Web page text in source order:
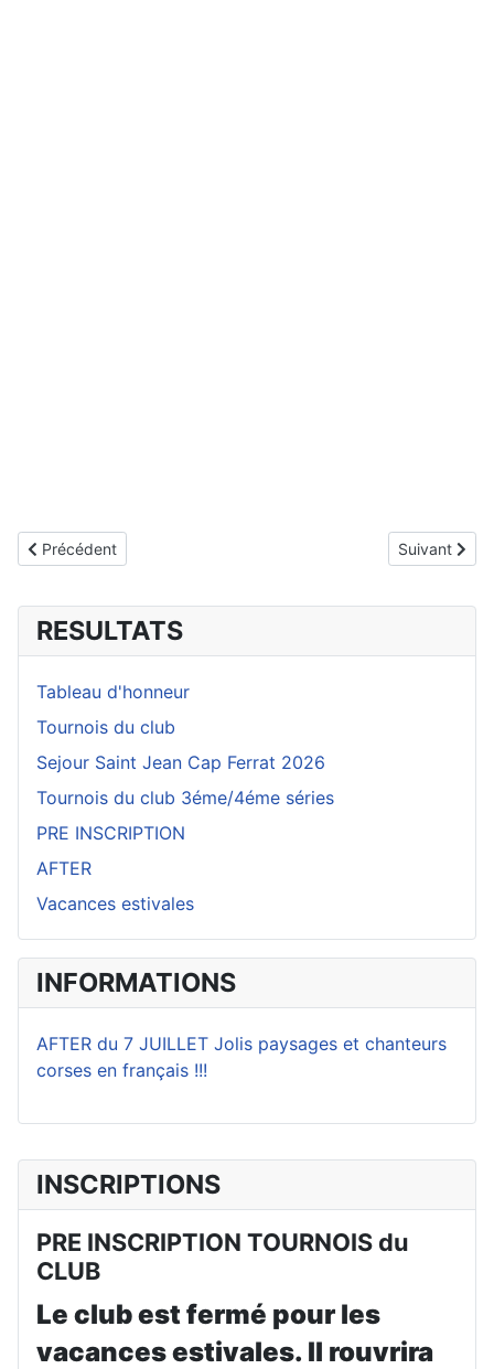
INSCRIPTIONS
PRE INSCRIPTION TOURNOIS du
CLUB
Le club est fermé pour les
vacances estivales. Il rouvrira
Article précédent : Venir au club
Précédent Article
Suivant
RESULTATS
Tableau d'honneur
Tournois du club
Sejour Saint Jean Cap Ferrat 2026
Tournois du club 3éme/4éme séries
PRE INSCRIPTION
AFTER
Vacances estivales
INFORMATIONS
AFTER du 7 JUILLET Jolis paysages et chanteurs
corses en français !!!